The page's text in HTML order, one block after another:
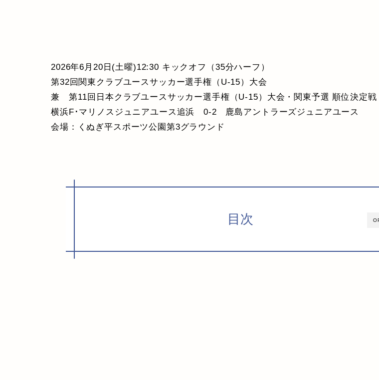
2026年6月20日(土曜)12:30 キックオフ（35分ハーフ）
第32回関東クラブユースサッカー選手権（U-15）大会
兼 第11回日本クラブユースサッカー選手権（U-15）大会・関東予選 順位決定戦
横浜F･マリノスジュニアユース追浜 0-2 鹿島アントラーズジュニアユース
会場：くぬぎ平スポーツ公園第3グラウンド
目次